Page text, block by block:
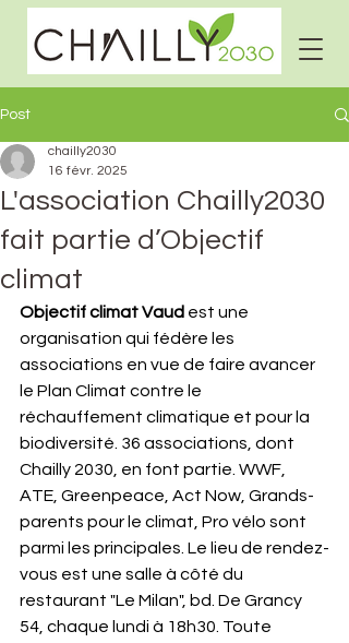
Post
L'association Chailly2030
fait partie d’Objectif
climat
chailly2030
16 févr. 2025
Objectif climat Vaud est une
organisation qui fédère les
associations en vue de faire avancer
le Plan Climat contre le
réchauffement climatique et pour la
biodiversité. 36 associations, dont
Chailly 2030, en font partie. WWF,
ATE, Greenpeace, Act Now, Grands-
parents pour le climat, Pro vélo sont
parmi les principales. Le lieu de rendez-
vous est une salle à côté du
restaurant "Le Milan", bd. De Grancy
54, chaque lundi à 18h30. Toute